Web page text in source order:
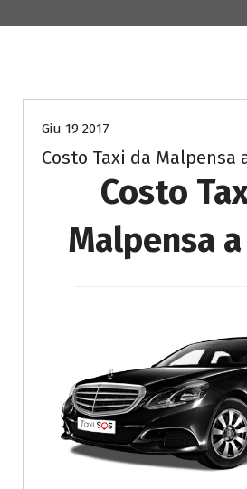
Giu 19 2017
Costo Taxi da Malpensa
Costo
Malpensa